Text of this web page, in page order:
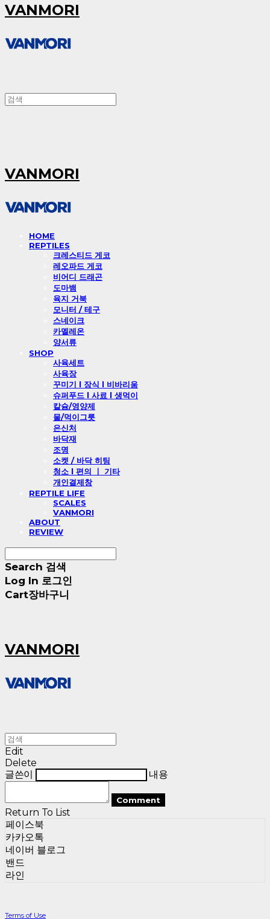
VANMORI
VANMORI
HOME
REPTILES
크레스티드 게코
레오파드 게코
비어디 드래곤
도마뱀
육지 거북
모니터 / 테구
스네이크
카멜레온
양서류
SHOP
사육세트
사육장
꾸미기 l 장식 l 비바리움
슈퍼푸드 l 사료 l 생먹이
칼슘/영양제
물/먹이그릇
은신처
바닥재
조명
소켓 / 바닥 히팅
청소 l 편의 ㅣ 기타
개인결제창
REPTILE LIFE
SCALES
VANMORI
ABOUT
REVIEW
Search 검색
Log In 로그인
Cart장바구니
VANMORI
Edit
Delete
글쓴이
내용
Comment
Return To List
페이스북
카카오톡
네이버 블로그
밴드
라인
Terms of Use